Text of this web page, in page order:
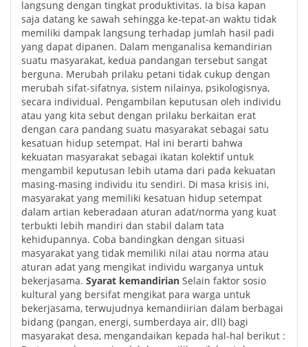
langsung dengan tingkat produktivitas. Ia bisa kapan
saja datang ke sawah sehingga ke-tepat-an waktu tidak
memiliki dampak langsung terhadap jumlah hasil padi
yang dapat dipanen. Dalam menganalisa kemandirian
suatu masyarakat, kedua pandangan tersebut sangat
berguna. Merubah prilaku petani tidak cukup dengan
merubah sifat-sifatnya, sistem nilainya, psikologisnya,
secara individual. Pengambilan keputusan oleh individu
atau yang kita sebut dengan prilaku berkaitan erat
dengan cara pandang suatu masyarakat sebagai satu
kesatuan hidup setempat. Hal ini berarti bahwa
kekuatan masyarakat sebagai ikatan kolektif untuk
mengambil keputusan lebih utama dari pada kekuatan
masing-masing individu itu sendiri. Di masa krisis ini,
masyarakat yang memiliki kesatuan hidup setempat
dalam artian keberadaan aturan adat/norma yang kuat
terbukti lebih mandiri dan stabil dalam tata
kehidupannya. Coba bandingkan dengan situasi
masyarakat yang tidak memiliki nilai atau norma atau
aturan adat yang mengikat individu warganya untuk
bekerjasama. Syarat kemandirian Selain faktor sosio
kultural yang bersifat mengikat para warga untuk
bekerjasama, terwujudnya kemandiirian dalam berbagai
bidang (pangan, energi, sumberdaya air, dll) bagi
masyarakat desa, mengandaikan kepada hal-hal berikut :